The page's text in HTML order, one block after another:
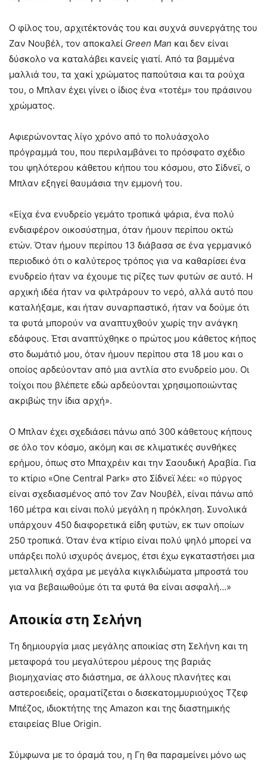
Ο φίλος του, αρχιτέκτονάς του και συχνά συνεργάτης του
Ζαν Νουβέλ, τον αποκαλεί Green Man και δεν είναι
δύσκολο να καταλάβει κανείς γιατί. Από τα βαμμένα
μαλλιά του, τα χακί χρώματος παπούτσια και τα ρούχα
του, ο Μπλαν έχει γίνει ο ίδιος ένα «τοτέμ» του πράσινου
χρώματος.
Αφιερώνοντας λίγο χρόνο από το πολυάσχολο
πρόγραμμά του, που περιλαμβάνει το πρόσφατο σχέδιο
του ψηλότερου κάθετου κήπου του κόσμου, στο Σίδνεϊ, ο
Μπλαν εξηγεί θαυμάσια την εμμονή του.
«Είχα ένα ενυδρείο γεμάτο τροπικά ψάρια, ένα πολύ
ενδιαφέρον οικοσύστημα, όταν ήμουν περίπου οκτώ
ετών. Όταν ήμουν περίπου 13 διάβασα σε ένα γερμανικό
περιοδικό ότι ο καλύτερος τρόπος για να καθαρίσει ένα
ενυδρείο ήταν να έχουμε τις ρίζες των φυτών σε αυτό. Η
αρχική ιδέα ήταν να φιλτράρουν το νερό, αλλά αυτό που
καταλήξαμε, και ήταν συναρπαστικό, ήταν να δούμε ότι
τα φυτά μπορούν να αναπτυχθούν χωρίς την ανάγκη
εδάφους. Έτσι αναπτύχθηκε ο πρώτος μου κάθετος κήπος
στο δωμάτιό μου, όταν ήμουν περίπου στα 18 μου και ο
οποίος αρδεύονταν από μια αντλία στο ενυδρείο μου. Οι
τοίχοι που βλέπετε εδώ αρδεύονται χρησιμοποιώντας
ακριβώς την ίδια αρχή».
Ο Μπλαν έχει σχεδιάσει πάνω από 300 κάθετους κήπους
σε όλο τον κόσμο, ακόμη και σε κλιματικές συνθήκες
ερήμου, όπως στο Μπαχρέιν και την Σαουδική Αραβία. Για
το κτίριο «One Central Park» στο Σίδνεϊ λέει: «ο πύργος
είναι σχεδιασμένος από τον Ζαν Νουβέλ, είναι πάνω από
160 μέτρα και είναι πολύ μεγάλη η πρόκληση. Συνολικά
υπάρχουν 450 διαφορετικά είδη φυτών, εκ των οποίων
250 τροπικά. Όταν ένα κτίριο είναι πολύ ψηλό μπορεί να
υπάρξει πολύ ισχυρός άνεμος, έτσι έχω εγκαταστήσει μια
μεταλλική σχάρα με μεγάλα κιγκλιδώματα μπροστά του
για να βεβαιωθούμε ότι τα φυτά θα είναι ασφαλή…»
Αποικία στη Σελήνη
Τη δημιουργία μιας μεγάλης αποικίας στη Σελήνη και τη
μεταφορά του μεγαλύτερου μέρους της βαριάς
βιομηχανίας στο διάστημα, σε άλλους πλανήτες και
αστεροειδείς, οραματίζεται ο δισεκατομμυριούχος Τζεφ
Μπέζος, ιδιοκτήτης της Amazon και της διαστημικής
εταιρείας Blue Origin.
Σύμφωνα με το όραμά του, η Γη θα παραμείνει μόνο ως